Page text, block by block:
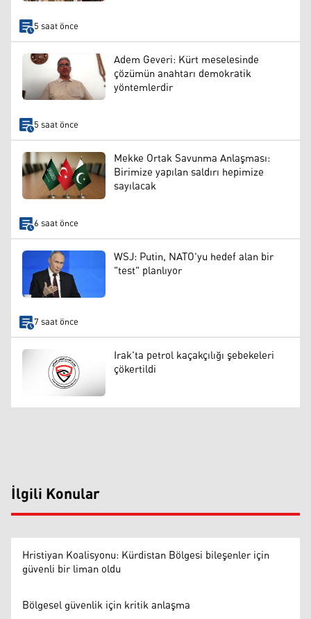
5 saat önce
Adem Geveri: Kürt meselesinde
çözümün anahtarı demokratik
yöntemlerdir
5 saat önce
Mekke Ortak Savunma Anlaşması:
Birimize yapılan saldırı hepimize
sayılacak
6 saat önce
WSJ: Putin, NATO'yu hedef alan bir
"test" planlıyor
7 saat önce
Irak'ta petrol kaçakçılığı şebekeleri
çökertildi
İlgili Konular
Hristiyan Koalisyonu: Kürdistan Bölgesi bileşenler için
güvenli bir liman oldu
Bölgesel güvenlik için kritik anlaşma